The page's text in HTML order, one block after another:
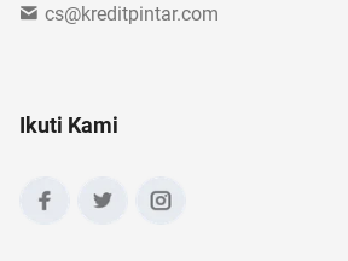
cs@kreditpintar.com
Ikuti Kami